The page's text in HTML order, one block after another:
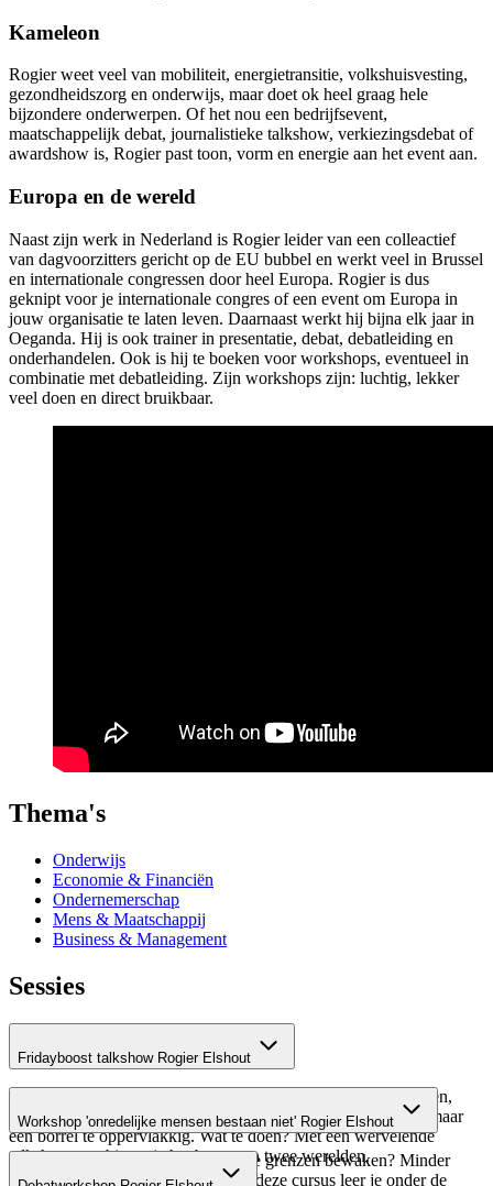
Kameleon
Rogier weet veel van mobiliteit, energietransitie, volkshuisvesting,
gezondheidszorg en onderwijs, maar doet ok heel graag hele
bijzondere onderwerpen. Of het nou een bedrijfsevent,
maatschappelijk debat, journalistieke talkshow, verkiezingsdebat of
awardshow is, Rogier past toon, vorm en energie aan het event aan.
Europa en de wereld
Naast zijn werk in Nederland is Rogier leider van een colleactief
van dagvoorzitters gericht op de EU bubbel en werkt veel in Brussel
en internationale congressen door heel Europa. Rogier is dus
geknipt voor je internationale congres of een event om Europa in
jouw organisatie te laten leven. Daarnaast werkt hij bijna elk jaar in
Oeganda. Hij is ook trainer in presentatie, debat, debatleiding en
onderhandelen. Ook is hij te boeken voor workshops, eventueel in
combinatie met debatleiding. Zijn workshops zijn: luchtig, lekker
veel doen en direct bruikbaar.
Thema's
Onderwijs
Economie & Financiën
Ondernemerschap
Mens & Maatschappij
Business & Management
Sessies
Fridayboost talkshow Rogier Elshout
Heb je iets te vieren, te vertellen of te promoten? Met je klanten,
stakeholders of medewerkers? Een congres voelt te stijfjes... maar
een borrel te oppervlakkig. Wat te doen? Met een wervelende
talkshow combineer je het beste van twee werelden.
Workshop 'onredelijke mensen bestaan niet' Rogier Elshout
Wil je beter onderhandelen? Beter je grenzen bewaken? Minder
conflicten binnen je organisatie? In deze cursus leer je onder de